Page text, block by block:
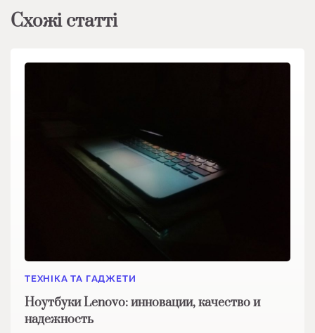
Схожі статті
ТЕХНІКА ТА ГАДЖЕТИ
Ноутбуки Lenovo: инновации, качество и
надежность